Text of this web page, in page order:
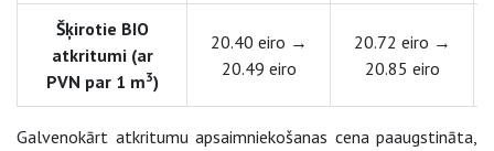
Šķirotie BIO
atkritumi (ar
PVN par 1 m3)
20.40 eiro →
20.49 eiro
20.72 eiro →
20.85 eiro
Galvenokārt atkritumu apsaimniekošanas cena paaugstināta,